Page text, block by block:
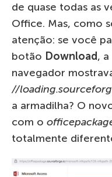
de quase todas as
Office. Mas, como
atenção: se você
botão Download,
navegador
//
a armadilha? O
com o
totalmente